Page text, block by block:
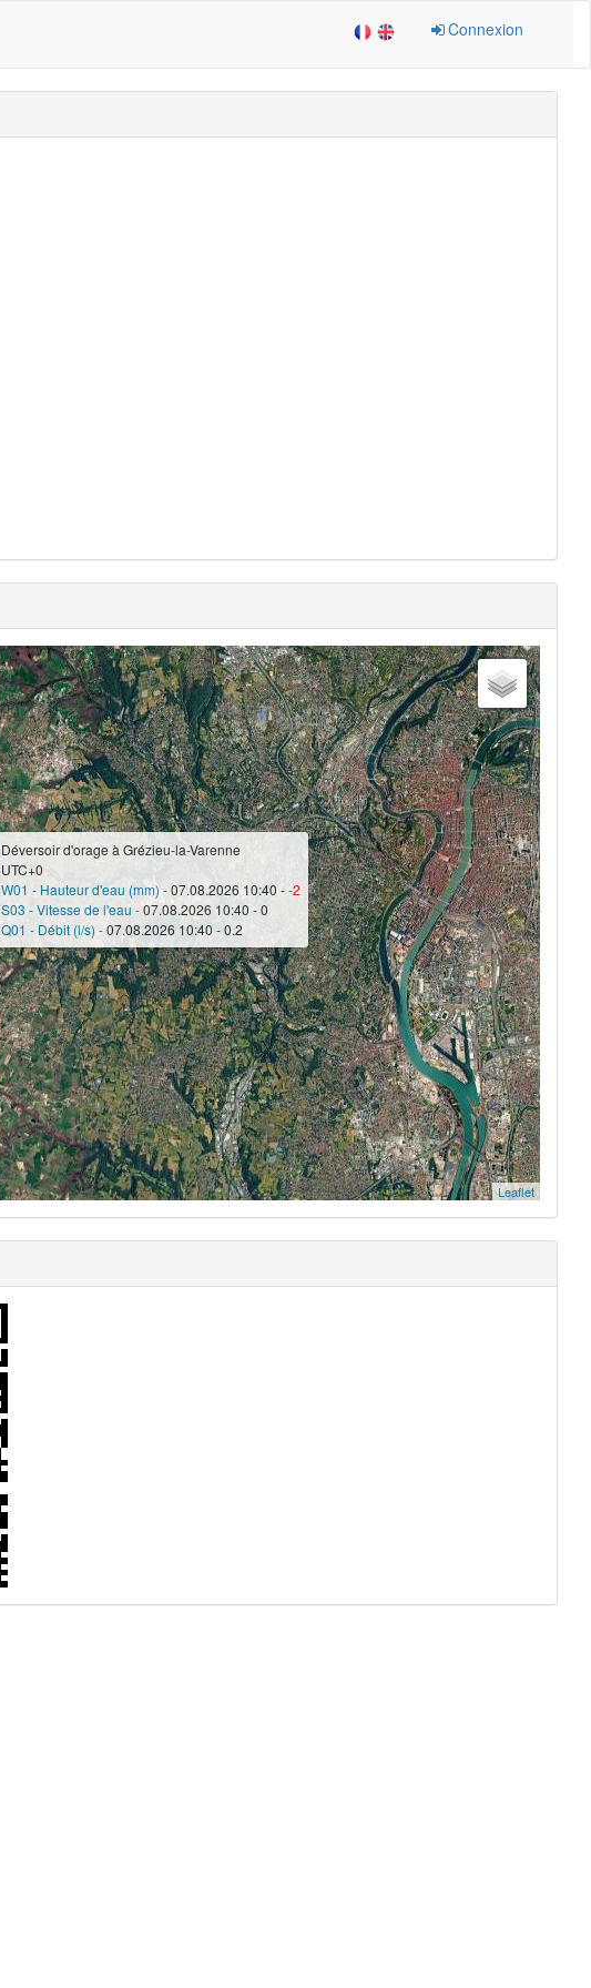
Connexion
Déversoir d'orage à Grézieu-la-Varenne
UTC+0
W01 - Hauteur d'eau (mm) -07.08.2026 10:40 --2
S03 - Vitesse de l'eau -07.08.2026 10:40 - 0
Q01 - Débit (l/s) -07.08.2026 10:40 - 0.2
Leaflet